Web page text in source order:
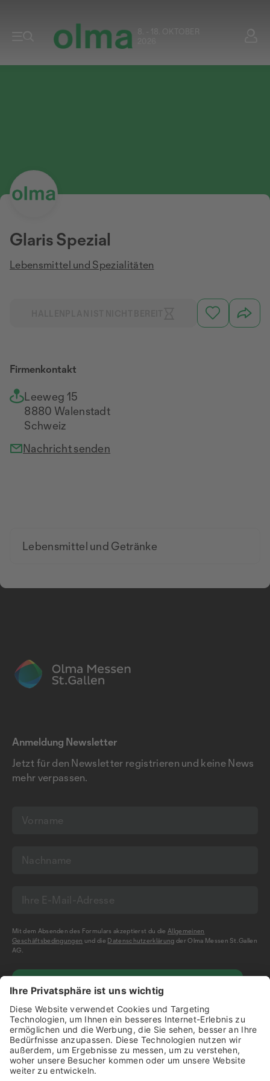
8. - 18. OKTOBER
Glaris Spezial
Lebensmittel und Spezialitäten
Firmenkontakt
Leeweg 15
8880 Walenstadt
Schweiz
Nachricht senden
Lebensmittel und Getränke
Anmeldung Newsletter
Jetzt für den Newsletter registrieren und keine News
mehr verpassen.
Mit dem Absenden des Formulars akzeptierst du dieAllgemeinen
Geschäftsbedingungen und die Datenschutzerklärung der Olma Messen St.Gallen
AG.